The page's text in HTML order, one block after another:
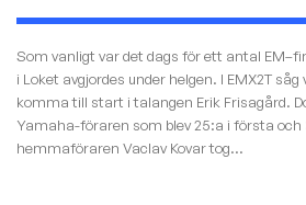
Som vanligt var det dags för ett antal
i Loket avgjordes under helgen. I EMX2T
komma till start i talangen Erik Frisagård.
Yamaha-föraren som blev 25:a i första och
hemmaföraren Vaclav Kovar tog...